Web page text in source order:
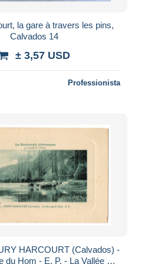
la gare à travers les pins,
Calvados 14
± 3,57 USD
Professionista
HARCOURT (Calvados) -
du Hom - E. P. - La Vallée de